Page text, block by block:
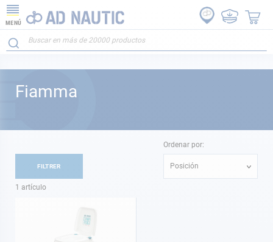
MENÚ
Fiamma
1 artículo
Ordenar por:
Posición
FILTRER